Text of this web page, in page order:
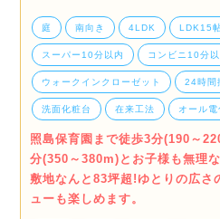
庭 南向き 4LDK LDK15
スーパー10分以内 コンビニ10分以
ウォークインクローゼット 24時間
洗面化粧台 在来工法 オール電
照島保育園まで徒歩3分(190～
分(350～380m)とお子様も無理
敷地なんと83坪超!ゆとりの広さ
ューも楽しめます。